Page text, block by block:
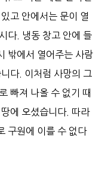
고 안에서는 문이 열
다. 냉동 창고 안에 들
밖에서 열어주는 사람
다. 이처럼 사망의 그
빠져 나올 수 없기 때
에 오셨습니다. 따라
구원에 이를 수 없다